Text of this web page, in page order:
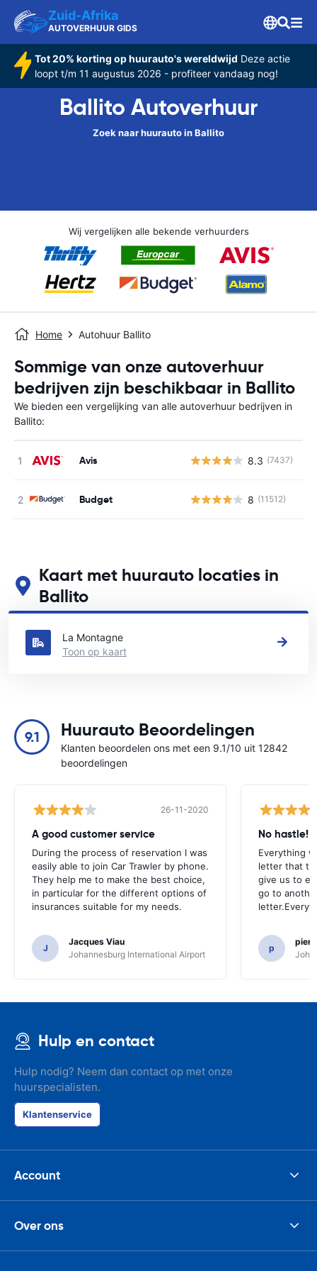
Zuid-Afrika
AUTOVERHUUR GIDS
Tot 20% korting op huurauto's wereldwijd Deze actie
loopt t/m 11 augustus 2026 - profiteer vandaag nog!
Ballito Autoverhuur
Zoek naar huurauto in Ballito
Wij vergelijken alle bekende verhuurders
Home Autohuur Ballito
Sommige van onze autoverhuur
bedrijven zijn beschikbaar in Ballito
We bieden een vergelijking van alle autoverhuur bedrijven in
Ballito:
Avis 8.3 (7437)
Budget 8 (11512)
Kaart met huurauto locaties in
Ballito
Zie onze belangrijkste autoverhuur locaties in Ballito
La Montagne
Toon op kaart
9.1 Huurauto Beoordelingen
Klanten beoordelen ons met een 9.1/10 uit 12842
beoordelingen
26-11-2020
A good customer service
During the process of reservation I was
easily able to join Car Trawler by phone.
They help me to make the best choice,
in particular for the different options of
insurances suitable for my needs.
J
Jacques Viau
Johannesburg International Airport
No hastle!
Everything
letter that
give us to
go to
p
Hulp en contact
Hulp nodig? Neem dan contact op met onze
huurspecialisten.
Klantenservice
Account
Over ons